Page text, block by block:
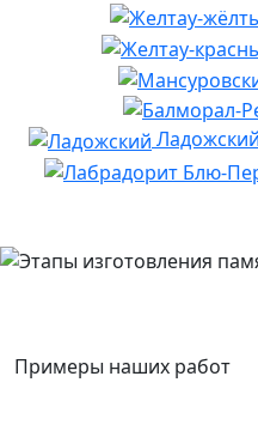
Ладожский
Примеры наших работ